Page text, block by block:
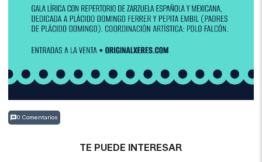
0 Comentarios
TE PUEDE INTERESAR